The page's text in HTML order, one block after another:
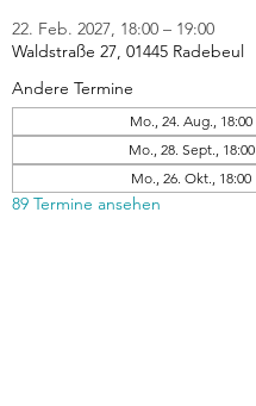
22. Feb. 2027, 18:00 – 19:00
Waldstraße 27, 01445 Radebeul
Andere Termine
Mo., 24. Aug., 18:00
Mo., 28. Sept., 18:00
Mo., 26. Okt., 18:00
89 Termine ansehen